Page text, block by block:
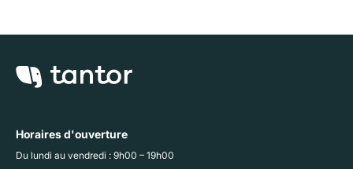
Horaires d'ouverture
Du lundi au vendredi : 9h00 – 19h00